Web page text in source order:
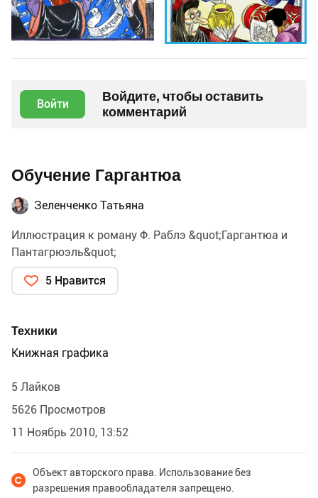
Войти
Войдите, чтобы оставить
комментарий
Обучение Гаргантюа
Зеленченко Татьяна
Иллюстрация к роману Ф. Раблэ &quot;Гаргантюа и
Пантагрюэль&quot;
5 Нравится
Техники
Книжная графика
5 Лайков
5626 Просмотров
11 Ноябрь 2010, 13:52
Объект авторского права. Использование без
разрешения правообладателя запрещено.